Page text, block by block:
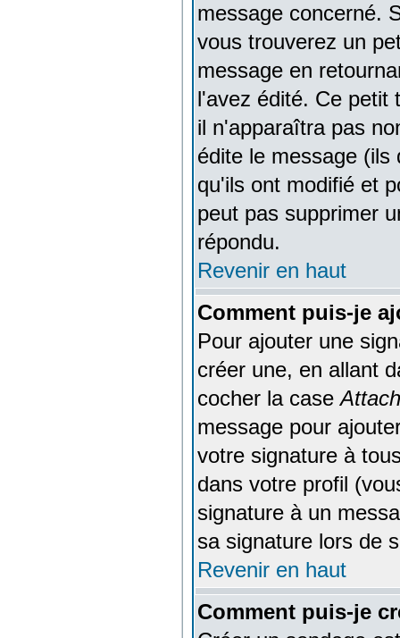
message concerné.
vous trouverez un
message en
l'avez édité. Ce petit
il n'apparaîtra pas
édite le message (ils
qu'ils ont modifié et
peut pas supprimer
répondu.
Revenir en haut
Comment puis-je
Pour ajouter une
créer une, en allant
cocher la case
message pour
votre signature à
dans votre profil
signature à un
sa signature lors de
Revenir en haut
Comment puis-je